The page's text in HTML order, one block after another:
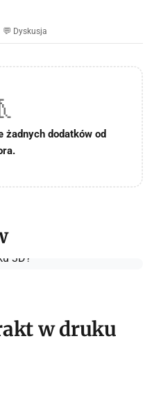
💬 Dyskusja
żadnych dodatków od
w druku